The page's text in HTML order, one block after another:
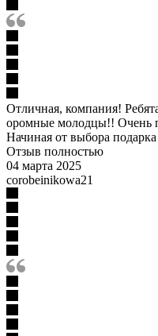
Отличная, компания!
оромные молодцы!! Очень
Начиная от выбора
Отзыв полностью
04 марта 2025
corobeinikowa21